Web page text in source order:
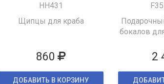
HH431
Щипцы для краба
860
ДОБАВИТЬ В КОРЗИНУ
бокалов
2